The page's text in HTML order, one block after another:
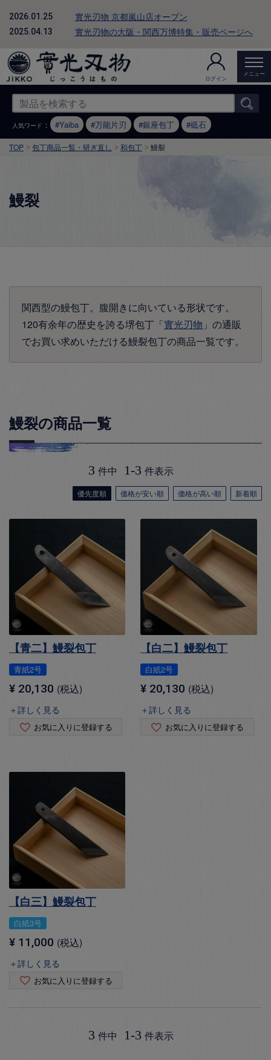
2026.01.25 實光刃物 京都嵐山店オープン
2025.04.13 實光刃物の大阪・関西万博特集・販売ページへ
ログイン
メニュー
人気ワード ： Yaiba 万能片刃 銀座包丁 砥石
TOP 包丁商品一覧・研ぎ直し 和包丁 鰻裂
鰻裂
関西型の鰻包丁。腹開きに向いている形状です。
120有余年の歴史を誇る堺包丁「實光刃物 」の通販
でお買い求めいただける鰻裂包丁の商品一覧です。
鰻裂の商品一覧
優先度順 価格が安い順 価格が高い順 新着順
3 件中 1-3 件表示
【青二】鰻裂包丁
青紙2号
¥ 20,130 税込
＋詳しく見る
お気に入りに登録する
【白二】鰻裂包丁
白紙2号
¥ 20,130 税込
＋詳しく見る
お気に入りに登録する
【白三】鰻裂包丁
白紙3号
¥ 11,000 税込
＋詳しく見る
お気に入りに登録する
3 件中 1-3 件表示